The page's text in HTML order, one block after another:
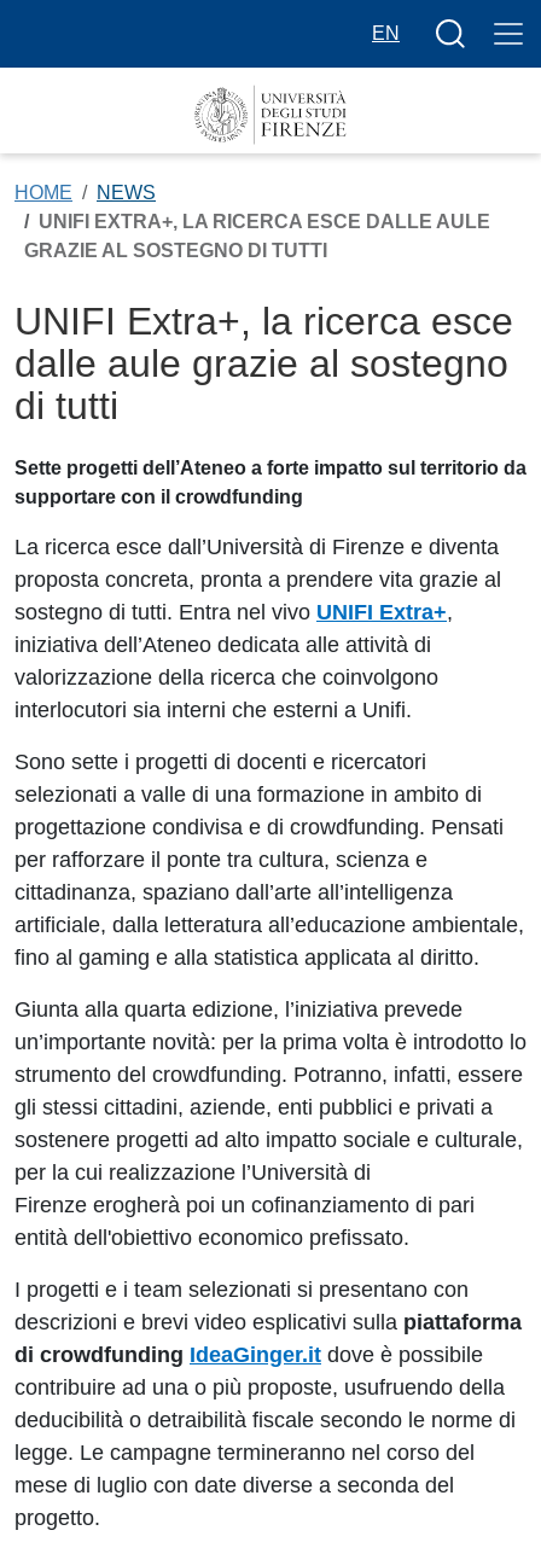
EN
Bottone
HOME
NEWS
UNIFI EXTRA+, LA RICERCA ESCE DALLE AULE
GRAZIE AL SOSTEGNO DI TUTTI
UNIFI Extra+, la ricerca esce
dalle aule grazie al sostegno
di tutti
Sette progetti dell’Ateneo a forte impatto sul territorio da
supportare con il crowdfunding
La ricerca esce dall’Università di Firenze e diventa
proposta concreta, pronta a prendere vita grazie al
sostegno di tutti. Entra nel vivo UNIFI Extra+,
iniziativa dell’Ateneo dedicata alle attività di
valorizzazione della ricerca che coinvolgono
interlocutori sia interni che esterni a Unifi.
Sono sette i progetti di docenti e ricercatori
selezionati a valle di una formazione in ambito di
progettazione condivisa e di crowdfunding. Pensati
per rafforzare il ponte tra cultura, scienza e
cittadinanza, spaziano dall’arte all’intelligenza
artificiale, dalla letteratura all’educazione ambientale,
fino al gaming e alla statistica applicata al diritto.
Giunta alla quarta edizione, l’iniziativa prevede
un’importante novità: per la prima volta è introdotto lo
strumento del crowdfunding. Potranno, infatti, essere
gli stessi cittadini, aziende, enti pubblici e privati a
sostenere progetti ad alto impatto sociale e culturale,
per la cui realizzazione l’Università di
Firenze erogherà poi un cofinanziamento di pari
entità dell'obiettivo economico prefissato.
I progetti e i team selezionati si presentano con
descrizioni e brevi video esplicativi sulla piattaforma
di crowdfunding IdeaGinger.it dove è possibile
contribuire ad una o più proposte, usufruendo della
deducibilità o detraibilità fiscale secondo le norme di
legge. Le campagne termineranno nel corso del
mese di luglio con date diverse a seconda del
progetto.